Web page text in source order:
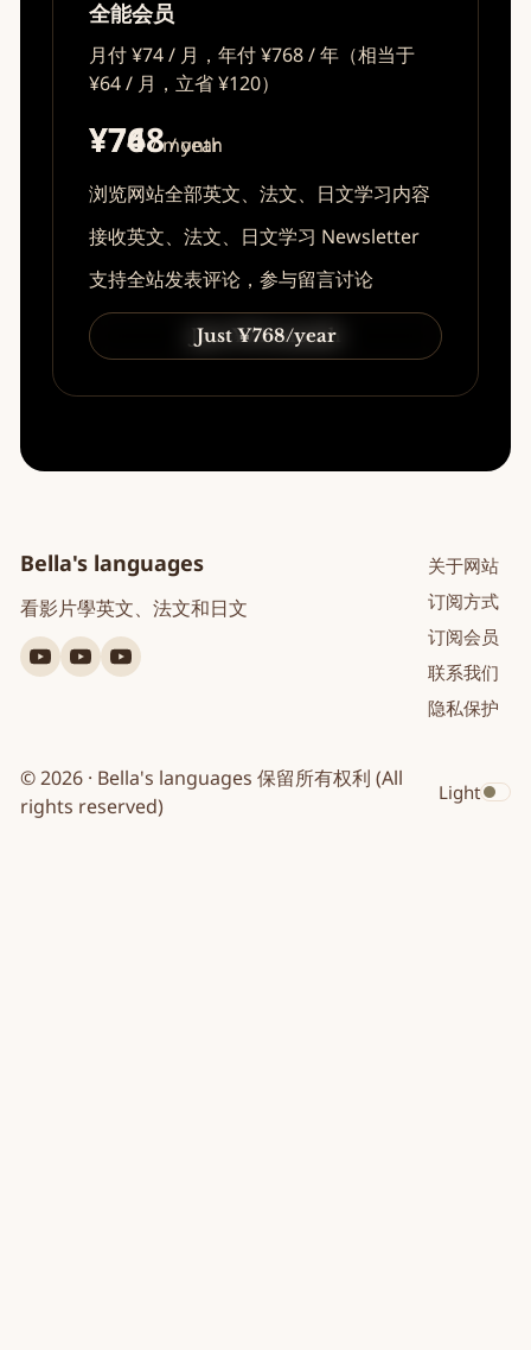
全能会员
月付 ¥74 / 月，年付 ¥768 / 年（相当于
¥64 / 月，立省 ¥120）
¥74/ month
¥768/ year
浏览网站全部英文、法文、日文学习内容
接收英文、法文、日文学习 Newsletter
支持全站发表评论，参与留言讨论
Just ¥74/month
Just ¥768/year
Bella's languages
看影片學英文、法文和日文
YouTube
英
YouTube
法
YouTube
日
关于网站
订阅方式
订阅会员
联系我们
隐私保护
© 2026 · Bella's languages 保留所有权利 (All
rights reserved)
Toggle
Light